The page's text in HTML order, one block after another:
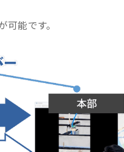
能です。